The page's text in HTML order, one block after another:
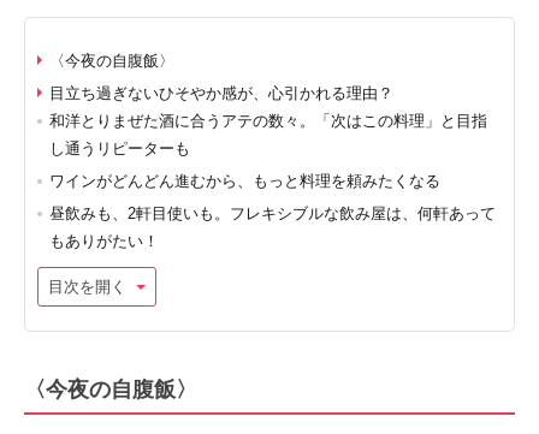
〈今夜の自腹飯〉
目立ち過ぎないひそやか感が、心引かれる理由？
和洋とりまぜた酒に合うアテの数々。「次はこの料理」と目指
し通うリピーターも
ワインがどんどん進むから、もっと料理を頼みたくなる
昼飲みも、2軒目使いも。フレキシブルな飲み屋は、何軒あって
もありがたい！
目次を開く
〈今夜の自腹飯〉